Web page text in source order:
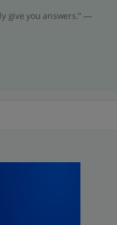
give you answers.” ―